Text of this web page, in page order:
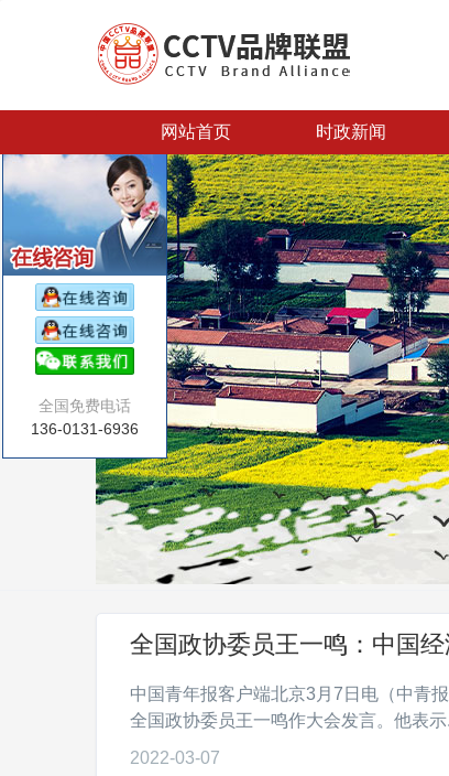
网站首页 时政新闻
全国免费电话
136-0131-6936
全国政协委员王一鸣：中国经
中国青年报客户端北京3月7日电（中青
全国政协委员王一鸣作大会发言。他表示
2022-03-07